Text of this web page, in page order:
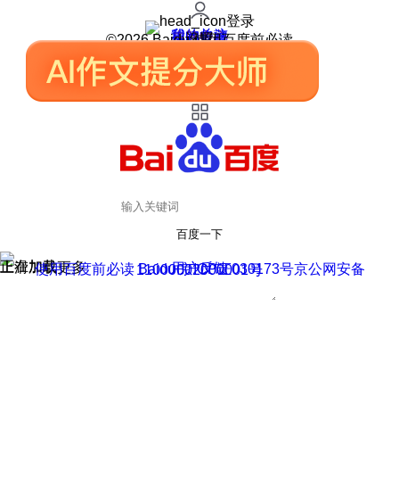
登录
我的关注
我的收藏
皮肤中心
用户反馈
设置
©2026 Baidu 使用百度前必读
百度一下
正在加载
上滑加载更多 用户反馈
使用百度前必读 Baidu 京ICP证030173号
京公网安备11000002000001号